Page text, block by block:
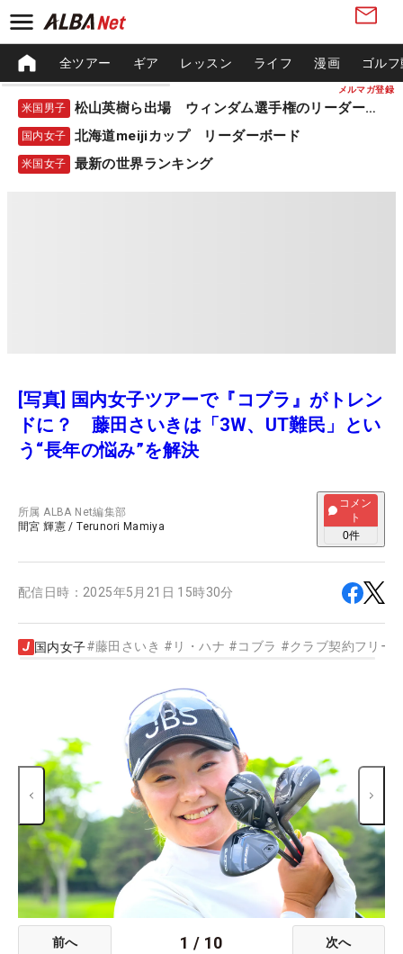
メルマガ登録
全ツアー ギア レッスン ライフ 漫画 ゴル
米国男子 松山英樹ら出場 ウィンダム選手権のリーダーボード
国内女子 北海道meijiカップ リーダーボード
米国女子 最新の世界ランキング
[写真] 国内女子ツアーで『コブラ』がトレン
ドに？ 藤田さいきは「3W、UT難民」とい
う“長年の悩み”を解決
所属ALBA Net編集部
間宮 輝憲 /Terunori Mamiya
コメン
ト
0件
配信日時： 2025年5月21日 15時30分
国内女子#藤田さいき # リ・ハナ #コブラ #クラブ契約フリー
前へ 1 / 10 次へ